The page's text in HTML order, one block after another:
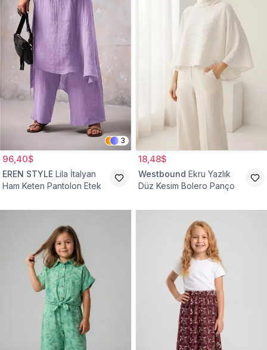
3
96,40$
EREN STYLE Lila İtalyan
Ham Keten Pantolon Etek
18,48$
Westbound Ekru Yazlık
Düz Kesim Bolero Panço